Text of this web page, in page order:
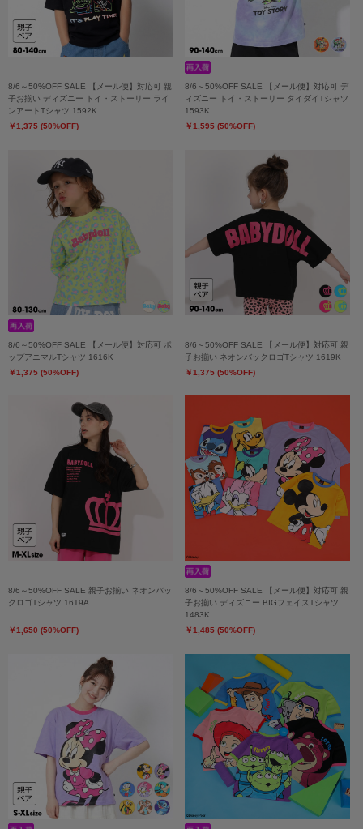
8/6～50%OFF SALE 【メール便】対応可 親
子お揃い ディズニー トイ・ストーリー ライ
ンアートTシャツ 1592K
￥1,375 (50%OFF)
8/6～50%OFF SALE 【メール便】対応可 デ
ィズニー トイ・ストーリー タイダイTシャツ
1593K
￥1,595 (50%OFF)
8/6～50%OFF SALE 【メール便】対応可 ポ
ップアニマルTシャツ 1616K
￥1,375 (50%OFF)
8/6～50%OFF SALE 【メール便】対応可 親
子お揃い ネオンバックロゴTシャツ 1619K
￥1,375 (50%OFF)
8/6～50%OFF SALE 親子お揃い ネオンバッ
クロゴTシャツ 1619A
￥1,650 (50%OFF)
8/6～50%OFF SALE 【メール便】対応可 親
子お揃い ディズニー BIGフェイスTシャツ
1483K
￥1,485 (50%OFF)